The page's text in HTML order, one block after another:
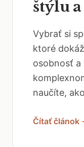
štýlu
Vybrať si
ktoré
osobnosť
naučíte,
Čítať článok